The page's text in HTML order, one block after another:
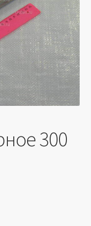
300